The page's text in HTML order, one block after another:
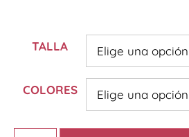
TALLA
COLORES